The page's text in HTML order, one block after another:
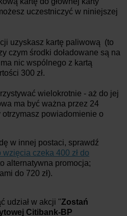
uczestniczyć w niniejszej
uzyskasz kartę paliwową (to
czym środki doładowane są na
nic wspólnego z kartą
300 zł.
wielokrotnie - aż do jej
ma być ważna przez 24
powiadomienie o
w innej postaci, sprawdź
wzięcia czeka 400 zł do
alternatywna promocja;
do 720 zł).
udział w akcji "Zostań
Citibank-BP